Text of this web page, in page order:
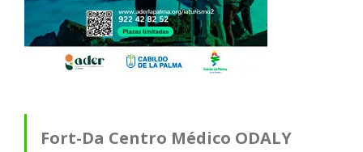
Fort-Da Centro Médico ODALY